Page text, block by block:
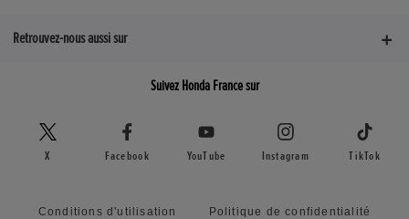
Retrouvez-nous aussi sur
Suivez Honda France sur
X Facebook YouTube Instagram TikTok
Conditions d'utilisation
Politique de confidentialité